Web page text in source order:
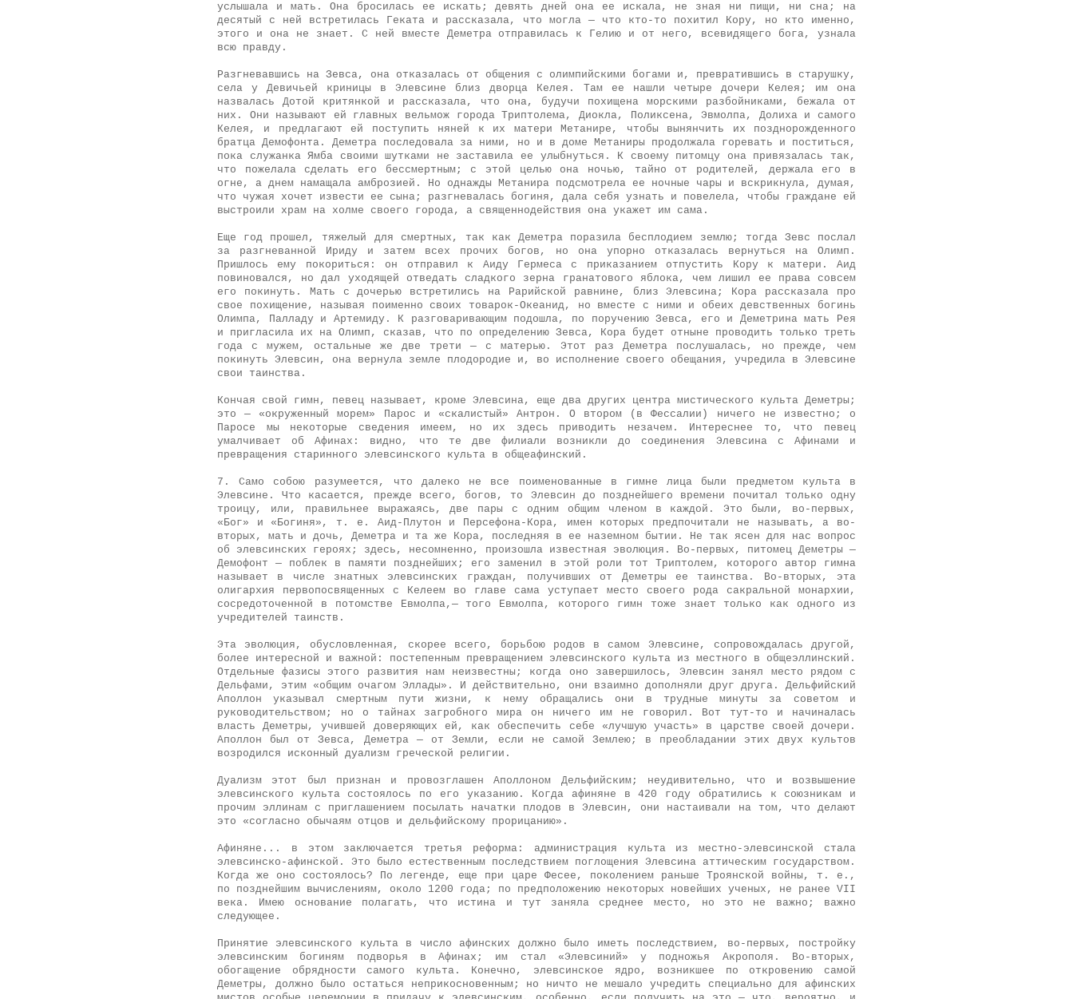
услышала и мать. Она бросилась ее искать; девять дней она ее искала, не зная ни пищи, ни сна; на
десятый с ней встретилась Геката и рассказала, что могла — что кто-то похитил Кору, но кто именно,
этого и она не знает. С ней вместе Деметра отправилась к Гелию и от него, всевидящего бога, узнала
всю правду.
Разгневавшись на Зевса, она отказалась от общения с олимпийскими богами и, превратившись в старушку,
села у Девичьей криницы в Элевсине близ дворца Келея. Там ее нашли четыре дочери Келея; им она
назвалась Дотой критянкой и рассказала, что она, будучи похищена морскими разбойниками, бежала от
них. Они называют ей главных вельмож города Триптолема, Диокла, Поликсена, Эвмолпа, Долиха и самого
Келея, и предлагают ей поступить няней к их матери Метанире, чтобы вынянчить их позднорожденного
братца Демофонта. Деметра последовала за ними, но и в доме Метаниры продолжала горевать и поститься,
пока служанка Ямба своими шутками не заставила ее улыбнуться. К своему питомцу она привязалась так,
что пожелала сделать его бессмертным; с этой целью она ночью, тайно от родителей, держала его в
огне, а днем намащала амброзией. Но однажды Метанира подсмотрела ее ночные чары и вскрикнула, думая,
что чужая хочет извести ее сына; разгневалась богиня, дала себя узнать и повелела, чтобы граждане ей
выстроили храм на холме своего города, а священнодействия она укажет им сама.
Еще год прошел, тяжелый для смертных, так как Деметра поразила бесплодием землю; тогда Зевс послал
за разгневанной Ириду и затем всех прочих богов, но она упорно отказалась вернуться на Олимп.
Пришлось ему покориться: он отправил к Аиду Гермеса с приказанием отпустить Кору к матери. Аид
повиновался, но дал уходящей отведать сладкого зерна гранатового яблока, чем лишил ее права совсем
его покинуть. Мать с дочерью встретились на Рарийской равнине, близ Элевсина; Кора рассказала про
свое похищение, называя поименно своих товарок-Океанид, но вместе с ними и обеих девственных богинь
Олимпа, Палладу и Артемиду. К разговаривающим подошла, по поручению Зевса, его и Деметрина мать Рея
и пригласила их на Олимп, сказав, что по определению Зевса, Кора будет отныне проводить только треть
года с мужем, остальные же две трети — с матерью. Этот раз Деметра послушалась, но прежде, чем
покинуть Элевсин, она вернула земле плодородие и, во исполнение своего обещания, учредила в Элевсине
свои таинства.
Кончая свой гимн, певец называет, кроме Элевсина, еще два других центра мистического культа Деметры;
это — «окруженный морем» Парос и «скалистый» Антрон. О втором (в Фессалии) ничего не известно; о
Паросе мы некоторые сведения имеем, но их здесь приводить незачем. Интереснее то, что певец
умалчивает об Афинах: видно, что те две филиали возникли до соединения Элевсина с Афинами и
превращения старинного элевсинского культа в общеафинский.
7. Само собою разумеется, что далеко не все поименованные в гимне лица были предметом культа в
Элевсине. Что касается, прежде всего, богов, то Элевсин до позднейшего времени почитал только одну
троицу, или, правильнее выражаясь, две пары с одним общим членом в каждой. Это были, во-первых,
«Бог» и «Богиня», т. е. Аид-Плутон и Персефона-Кора, имен которых предпочитали не называть, а во-
вторых, мать и дочь, Деметра и та же Кора, последняя в ее наземном бытии. Не так ясен для нас вопрос
об элевсинских героях; здесь, несомненно, произошла известная эволюция. Во-первых, питомец Деметры —
Демофонт — поблек в памяти позднейших; его заменил в этой роли тот Триптолем, которого автор гимна
называет в числе знатных элевсинских граждан, получивших от Деметры ее таинства. Во-вторых, эта
олигархия первопосвященных с Келеем во главе сама уступает место своего рода сакральной монархии,
сосредоточенной в потомстве Евмолпа,— того Евмолпа, которого гимн тоже знает только как одного из
учредителей таинств.
Эта эволюция, обусловленная, скорее всего, борьбою родов в самом Элевсине, сопровождалась другой,
более интересной и важной: постепенным превращением элевсинского культа из местного в общеэллинский.
Отдельные фазисы этого развития нам неизвестны; когда оно завершилось, Элевсин занял место рядом с
Дельфами, этим «общим очагом Эллады». И действительно, они взаимно дополняли друг друга. Дельфийский
Аполлон указывал смертным пути жизни, к нему обращались они в трудные минуты за советом и
руководительством; но о тайнах загробного мира он ничего им не говорил. Вот тут-то и начиналась
власть Деметры, учившей доверяющих ей, как обеспечить себе «лучшую участь» в царстве своей дочери.
Аполлон был от Зевса, Деметра — от Земли, если не самой Землею; в преобладании этих двух культов
возродился исконный дуализм греческой религии.
Дуализм этот был признан и провозглашен Аполлоном Дельфийским; неудивительно, что и возвышение
элевсинского культа состоялось по его указанию. Когда афиняне в 420 году обратились к союзникам и
прочим эллинам с приглашением посылать начатки плодов в Элевсин, они настаивали на том, что делают
это «согласно обычаям отцов и дельфийскому прорицанию».
Афиняне... в этом заключается третья реформа: администрация культа из местно-элевсинской стала
элевсинско-афинской. Это было естественным последствием поглощения Элевсина аттическим государством.
Когда же оно состоялось? По легенде, еще при царе Фесее, поколением раньше Троянской войны, т. е.,
по позднейшим вычислениям, около 1200 года; по предположению некоторых новейших ученых, не ранее VII
века. Имею основание полагать, что истина и тут заняла среднее место, но это не важно; важно
следующее.
Принятие элевсинского культа в число афинских должно было иметь последствием, во-первых, постройку
элевсинским богиням подворья в Афинах; им стал «Элевсиний» у подножья Акрополя. Во-вторых,
обогащение обрядности самого культа. Конечно, элевсинское ядро, возникшее по откровению самой
Деметры, должно было остаться неприкосновенным; но ничто не мешало учредить специально для афинских